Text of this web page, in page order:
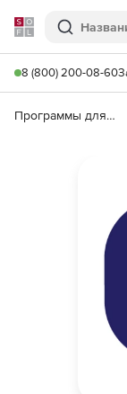
Softline
Поиск
8 (800) 200-08-60
Программы для программирования